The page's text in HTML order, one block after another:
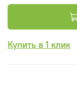
Купить в 1 клик